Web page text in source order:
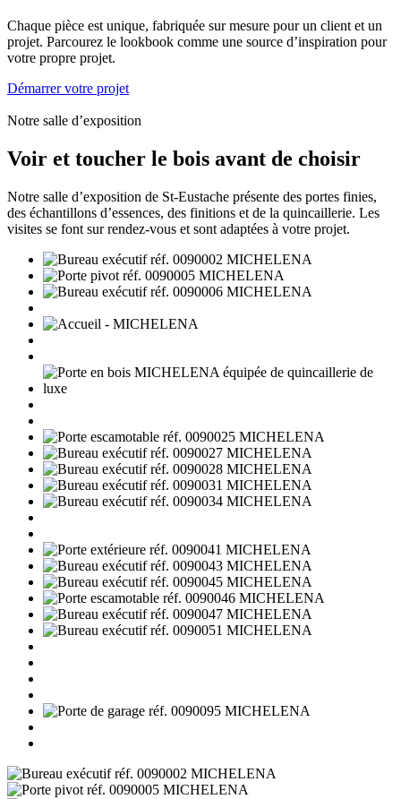
Chaque pièce est unique, fabriquée sur mesure pour un client et un
projet. Parcourez le lookbook comme une source d’inspiration pour
votre propre projet.
Démarrer votre projet
Notre salle d’exposition
Voir et toucher le bois avant de choisir
Notre salle d’exposition de St-Eustache présente des portes finies,
des échantillons d’essences, des finitions et de la quincaillerie. Les
visites se font sur rendez-vous et sont adaptées à votre projet.